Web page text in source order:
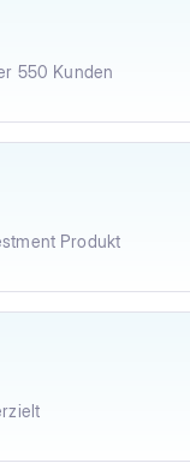
550 Kunden
Produkt